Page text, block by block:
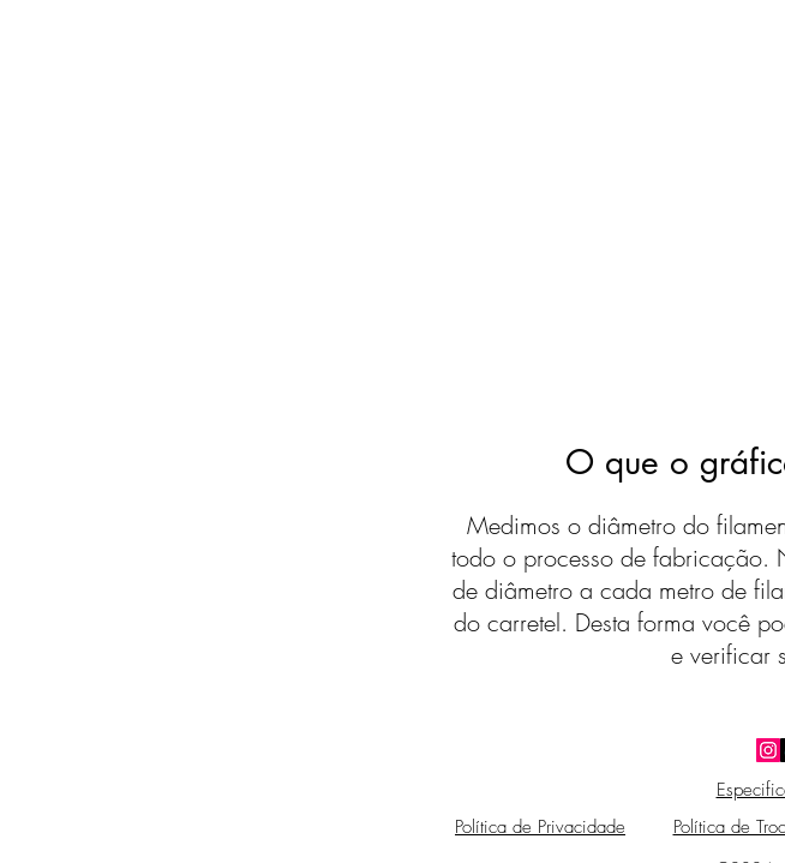
O que o
Medimos o diâmetro do
todo o processo de fabricação.
de diâmetro a cada metro de
do carretel. Desta forma você
e verificar
Política de Privacidade
Política de